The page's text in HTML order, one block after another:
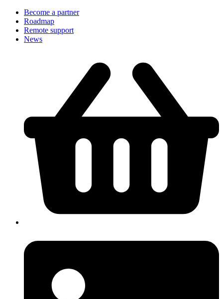
Become a partner
Roadmap
Remote support
News